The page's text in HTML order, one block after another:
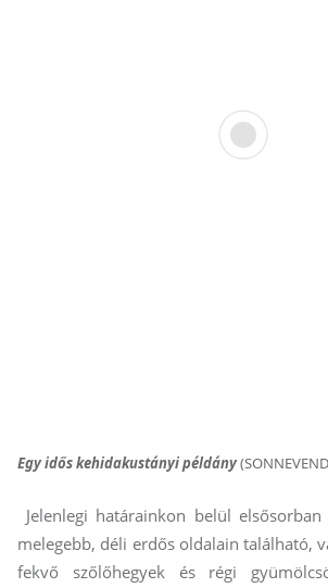
Egy idős kehidakustányi példány
Jelenlegi határainkon belül elsősorban
melegebb, déli erdős oldalain található,
fekvő szőlőhegyek és régi